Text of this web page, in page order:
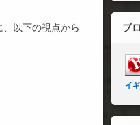
以下の視点から
ブ
イ